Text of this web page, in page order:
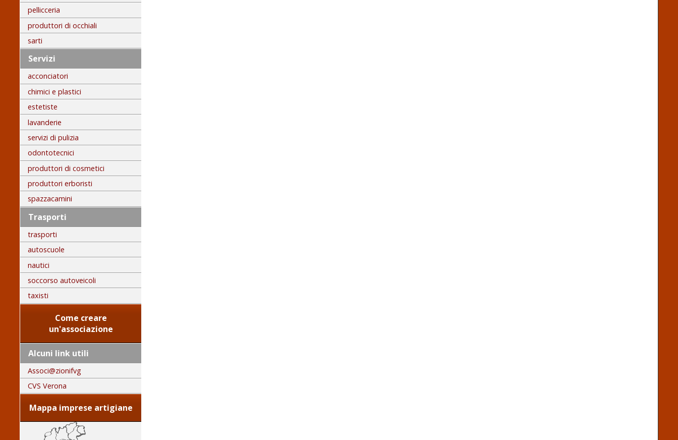
pellicceria
produttori di occhiali
sarti
Servizi
acconciatori
chimici e plastici
estetiste
lavanderie
servizi di pulizia
odontotecnici
produttori di cosmetici
produttori erboristi
spazzacamini
Trasporti
trasporti
autoscuole
nautici
soccorso autoveicoli
taxisti
Come creare
un'associazione
Alcuni link utili
Associ@zionifvg
CVS Verona
Mappa imprese artigiane